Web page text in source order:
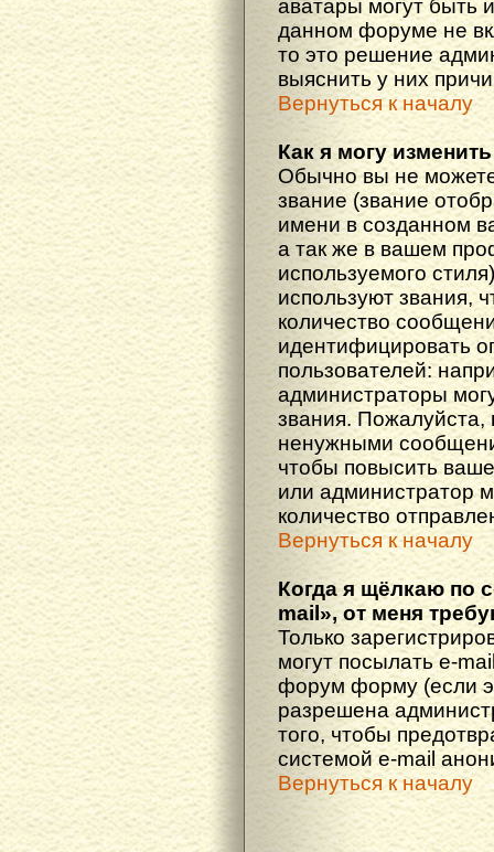
аватары могут быть
данном форуме не
то это решение
выяснить у них
Вернуться к началу
Как я могу
Обычно вы не
звание (звание
имени в созданном
а так же в вашем
используемого
используют звания,
количество
идентифицировать
пользователей:
администраторы
звания.
ненужными
чтобы повысить
или администратор
количество
Вернуться к началу
Когда я щёлкаю по
mail», от меня
Только
могут посылать e-
форум форму (если
разрешена
того, чтобы
системой e-mail
Вернуться к началу